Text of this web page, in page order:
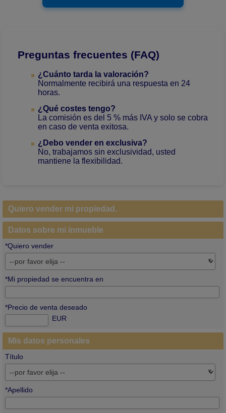
Preguntas frecuentes (FAQ)
¿Cuánto tarda la valoración?
Normalmente recibirá una respuesta en 24
horas.
¿Qué costes tengo?
La comisión es del 5 % más IVA y solo se cobra
en caso de venta exitosa.
¿Debo vender en exclusiva?
No, trabajamos sin exclusividad, usted
mantiene la flexibilidad.
Quiero vender mi propiedad.
Datos sobre mi inmueble
*Quiero vender
*Mi propiedad se encuentra en
*Precio de venta deseado
EUR
Mis datos personales
Título
*Apellido